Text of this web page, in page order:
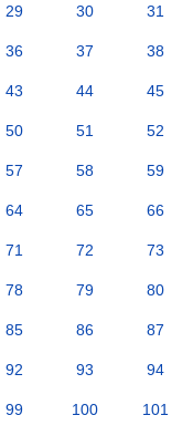
29 30 31
36 37 38
43 44 45
50 51 52
57 58 59
64 65 66
71 72 73
78 79 80
85 86 87
92 93 94
99 100 101